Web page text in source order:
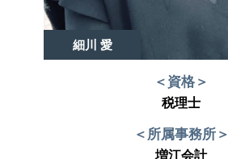
細川 愛
＜資格＞
税理士
＜所属事務所＞
増江会計